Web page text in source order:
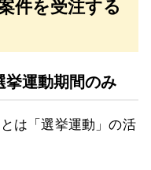
件を受注する
挙運動期間のみ
は「選挙運動」の活